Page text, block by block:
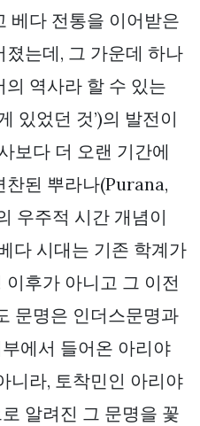
베다 전통을 이어받은
는데, 그 가운데 하나
역사라 할 수 있는
있었던 것’)의 발전이
보다 더 오랜 기간에
찬된 뿌라나(Purana,
우주적 시간 개념이
다 시대는 기존 학계가
후가 아니고 그 이전
문명은 인더스문명과
에서 들어온 아리야
니라, 토착민인 아리야
알려진 그 문명을 꽃